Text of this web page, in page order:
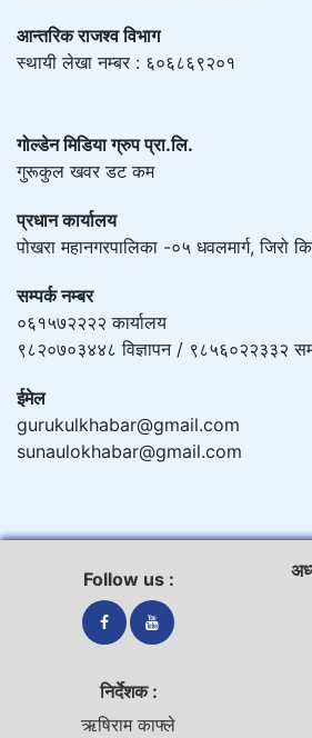
आन्तरिक राजश्व विभाग
स्थायी लेखा नम्बर : ६०६८६९२०१
गोल्डेन मिडिया ग्रुप प्रा.लि.
गुरूकुल खवर डट कम
प्रधान कार्यालय
पोखरा महानगरपालिका -०५ धवलमार्ग, जिरो
सम्पर्क नम्बर
०६१५७२२२२ कार्यालय
९८२०७०३४४८ विज्ञापन / ९८५६०२२३३२
ईमेल
gurukulkhabar@gmail.com
sunaulokhabar@gmail.com
Follow us :
निर्देशक :
ऋषिराम काफ्ले